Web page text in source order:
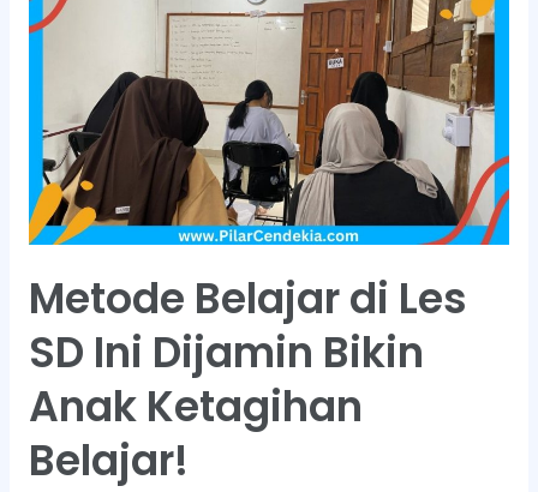
Berkat
Metode Belajar di Les
SD Ini Dijamin Bikin
Anak Ketagihan
Belajar!